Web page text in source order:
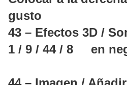
gusto
43 – Efectos 3D /
1 / 9 / 44 / 8 en